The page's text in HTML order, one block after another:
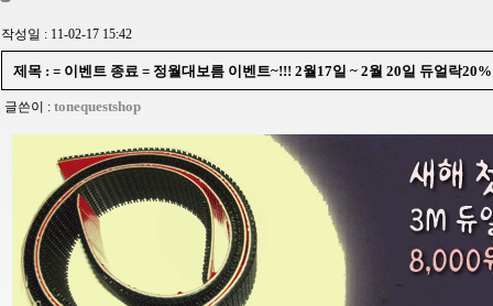
작성일 : 11-02-17 15:42
제목 : = 이벤트 종료 = 정월대보름 이벤트~!!! 2월17일 ~ 2월 20일 듀얼락
글쓴이 : tonequestshop